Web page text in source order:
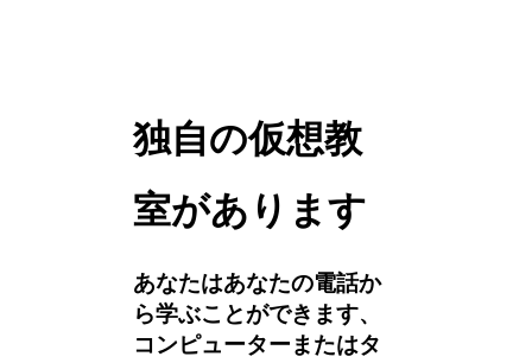
独自の仮想教
室があります
あなたはあなたの電話か
ら学ぶことができます、
コンピューターまたはタ